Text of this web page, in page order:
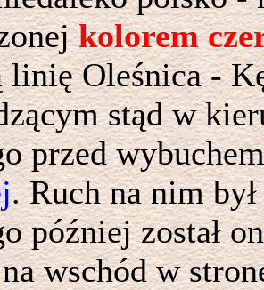
kolorem
linię Oleśnica -
stąd w
przed
. Ruch na nim
później został
wschód w